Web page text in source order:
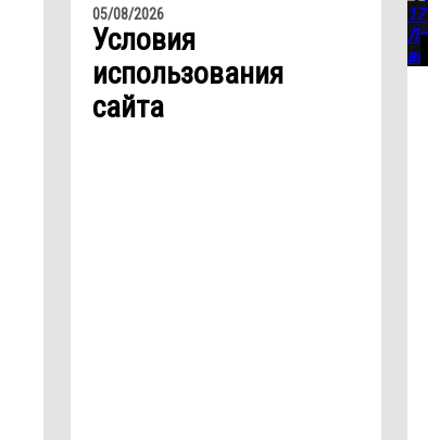
05/08/2026
Условия
использования
сайта